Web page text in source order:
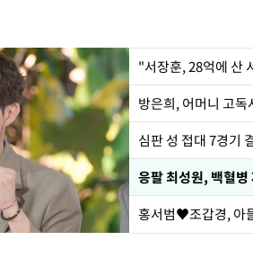
"서장훈, 28억에 산
방은희, 어머니 고
심판 성 접대 7경기
응팔 최성원, 백혈
홍서범♥조갑경, 아